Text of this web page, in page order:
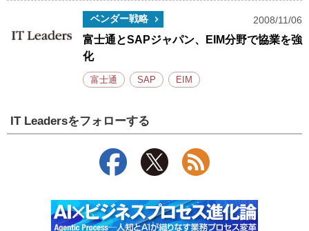
ベンダー戦略 2008/11/06
富士通とSAPジャパン、EIM分野で協業を強
化
富士通 SAP EIM
IT Leadersをフォローする